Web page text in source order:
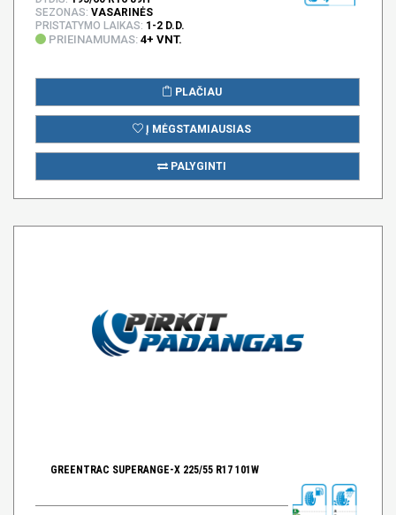
SEZONAS: VASARINĖS
PRISTATYMO LAIKAS: 1-2 D.D.
PRIEINAMUMAS: 4+ VNT.
PLAČIAU
Į MĖGSTAMIAUSIAS
PALYGINTI
GREENTRAC SUPERANGE-X 225/55 R17 101W